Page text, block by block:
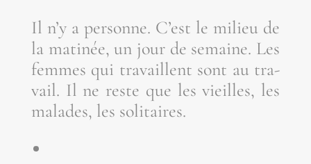
Il n’y a per­sonne. C’est le milieu de
la mati­née, un jour de semaine. Les
femmes qui tra­vaillent sont au tra­
vail. Il ne reste que les vieilles, les
malades, les solitaires.